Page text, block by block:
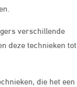
verschillende
deze technieken tot
die het een